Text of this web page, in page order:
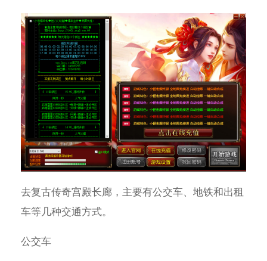
去复古传奇宫殿长廊，主要有公交车、地铁和出租
车等几种交通方式。
公交车